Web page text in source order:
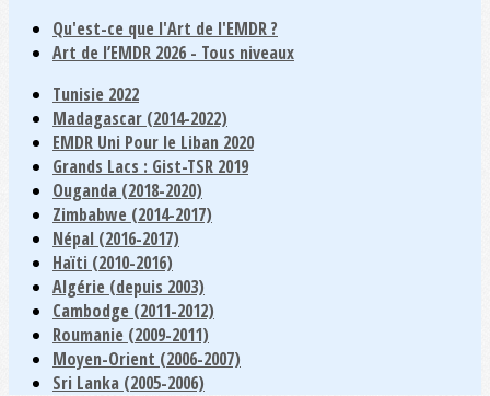
Qu'est-ce que l'Art de l'EMDR ?
Art de l’EMDR 2026 - Tous niveaux
Tunisie 2022
Madagascar (2014-2022)
EMDR Uni Pour le Liban 2020
Grands Lacs : Gist-TSR 2019
Ouganda (2018-2020)
Zimbabwe (2014-2017)
Népal (2016-2017)
Haïti (2010-2016)
Algérie (depuis 2003)
Cambodge (2011-2012)
Roumanie (2009-2011)
Moyen-Orient (2006-2007)
Sri Lanka (2005-2006)